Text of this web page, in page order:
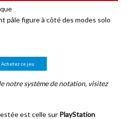
pâle figure à côté des modes solo
Achetez ce jeu
notre système de notation, visitez
est celle sur PlayStation